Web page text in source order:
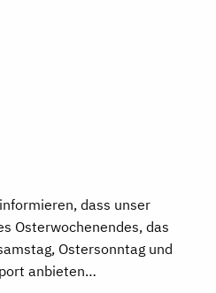
dass unser
Osterwochenendes, das
Ostersonntag und
anbieten…